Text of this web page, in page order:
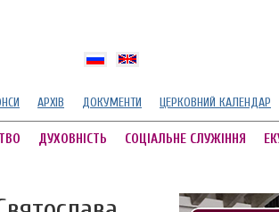
АРХІВ ДОКУМЕНТИ ЦЕРКОВНИЙ КАЛЕНДАР
ДУХОВНІСТЬ СОЦІАЛЬНЕ СЛУЖІННЯ